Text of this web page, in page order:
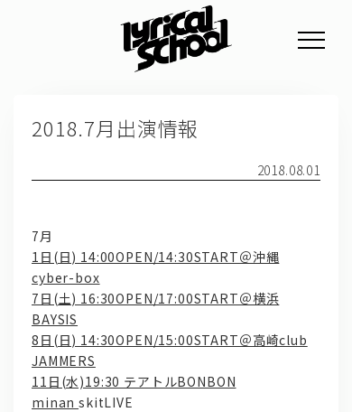
2018.7月出演情報
2018.08.01
7月
1日(日) 14:00OPEN/14:30START＠沖縄
cyber-box
7日(土) 16:30OPEN/17:00START＠横浜
BAYSIS
8日(日) 14:30OPEN/15:00START＠高崎club
JAMMERS
11日(水)19:30 テアトルBONBON
minanskitLIVE
PROFILE
GOODS